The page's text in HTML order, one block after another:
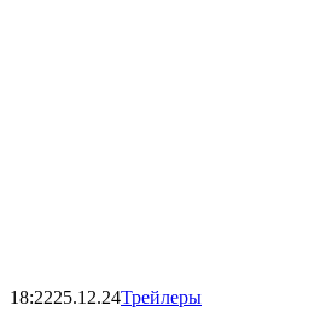
18:2225.12.24Трейлеры